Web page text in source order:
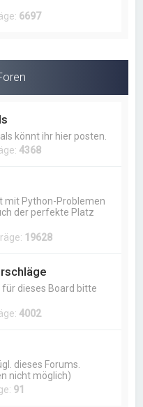
6697
könnt ihr hier posten.
4368
mit Python-Problemen
der perfekte Platz
19628
für dieses Board bitte
4002
dieses Forums.
nicht möglich)
91